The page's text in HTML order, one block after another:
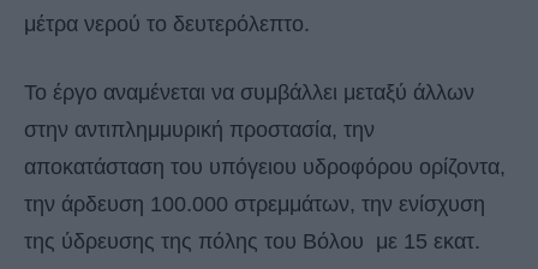
μέτρα νερού το δευτερόλεπτο.
Το έργο αναμένεται να συμβάλλει μεταξύ άλλων
στην αντιπλημμυρική προστασία, την
αποκατάσταση του υπόγειου υδροφόρου ορίζοντα,
την άρδευση 100.000 στρεμμάτων, την ενίσχυση
της ύδρευσης της πόλης του Βόλου με 15 εκατ.